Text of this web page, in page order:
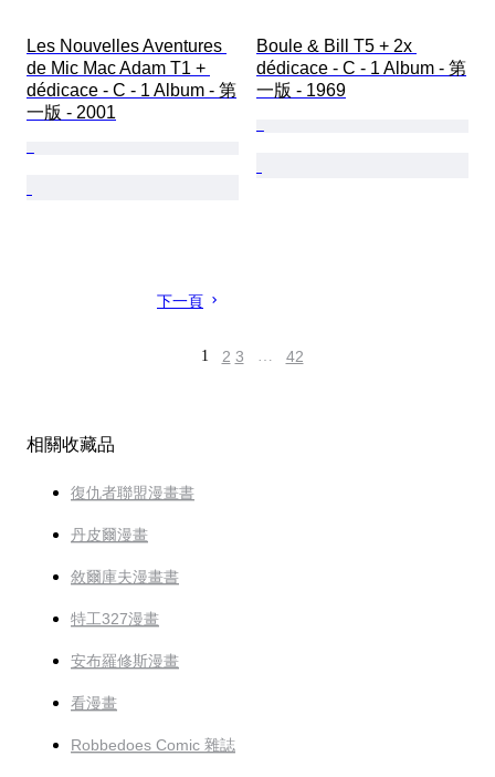
Les Nouvelles Aventures
de Mic Mac Adam T1 +
dédicace - C - 1 Album - 第
一版 - 2001
Boule & Bill T5 + 2x
dédicace - C - 1 Album - 第
一版 - 1969
下一頁
1 2 3 … 42
相關收藏品
復仇者聯盟漫畫書
丹皮爾漫畫
敘爾庫夫漫畫書
特工327漫畫
安布羅修斯漫畫
看漫畫
Robbedoes Comic 雜誌